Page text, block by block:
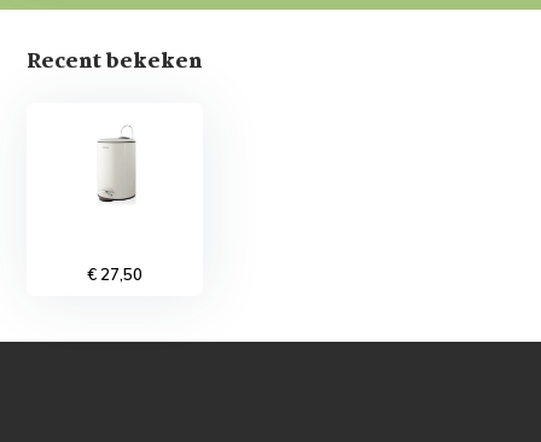
Recent bekeken
€ 27,50